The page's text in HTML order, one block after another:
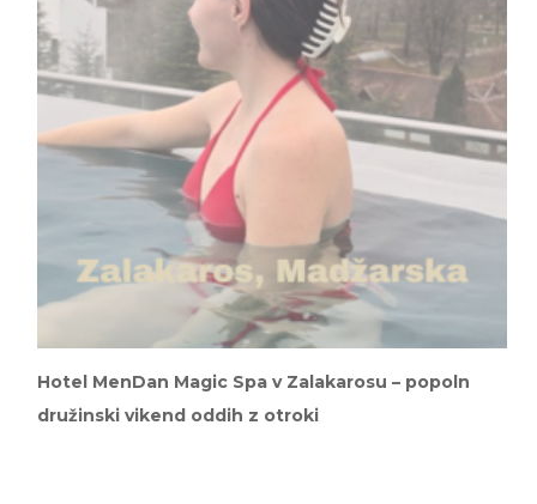
Hotel MenDan Magic Spa v Zalakarosu – popoln
družinski vikend oddih z otroki